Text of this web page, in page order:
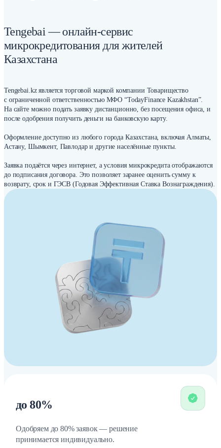
Tengebai — онлайн-сервис
микрокредитования для жителей
Казахстана
Tengebai.kz является торговой маркой компании Товарищество
с ограниченной ответственностью МФО “TodayFinance Kazakhstan”.
На сайте можно подать заявку дистанционно, без посещения офиса, и
после одобрения получить деньги на банковскую карту.
Оформление доступно из любого города Казахстана, включая Алматы,
Астану, Шымкент, Павлодар и другие населённые пункты.
Заявка подаётся через интернет, а условия микрокредита отображаются
до подписания договора. Это позволяет заранее оценить сумму к
возврату, срок и ГЭСВ (Годовая Эффективная Ставка Вознаграждения).
до 80%
Одобряем до 80% заявок — решение
принимается индивидуально.